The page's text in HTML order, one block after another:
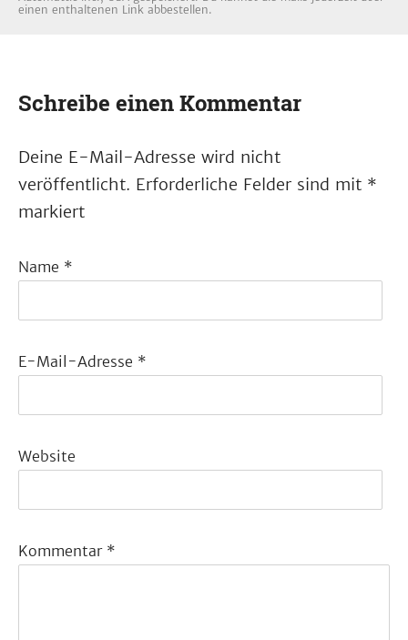
einen enthaltenen Link abbestellen.
Schreibe einen Kommentar
Deine E-Mail-Adresse wird nicht
veröffentlicht. Erforderliche Felder sind mit *
markiert
Name *
E-Mail-Adresse *
Website
Kommentar *